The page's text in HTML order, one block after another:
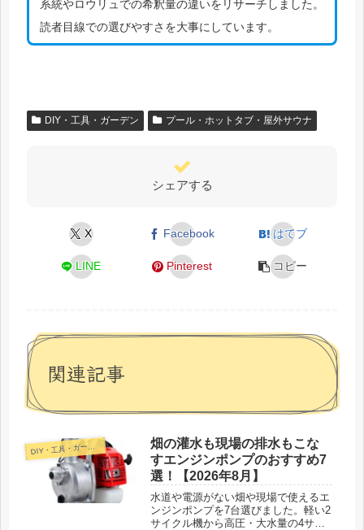
系統やロウリュでの希釈量の違いをリサーチしました。
読者目線での選びやすさを大事にしています。
DIY・工具・ガーデン プール・ホットタブ・屋外サウナ
シェアする
X Facebook はてブ
LINE Pinterest コピー
関連記事
D
IY・工具・ガーデン
畑の灌水も現場の排水もこな
すエンジンポンプのおすすめ7
選！【2026年8月】
水道や電源がない畑や現場で使えるエ
ンジンポンプを7台選びました。軽い2
サイクル機から高圧・大水量の4サイ